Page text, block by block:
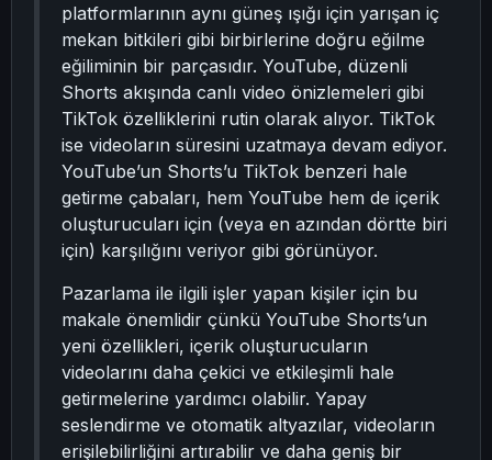
platformlarının aynı güneş ışığı için yarışan iç
mekan bitkileri gibi birbirlerine doğru eğilme
eğiliminin bir parçasıdır. YouTube, düzenli
Shorts akışında canlı video önizlemeleri gibi
TikTok özelliklerini rutin olarak alıyor. TikTok
ise videoların süresini uzatmaya devam ediyor.
YouTube’un Shorts’u TikTok benzeri hale
getirme çabaları, hem YouTube hem de içerik
oluşturucuları için (veya en azından dörtte biri
için) karşılığını veriyor gibi görünüyor.
Pazarlama ile ilgili işler yapan kişiler için bu
makale önemlidir çünkü YouTube Shorts’un
yeni özellikleri, içerik oluşturucuların
videolarını daha çekici ve etkileşimli hale
getirmelerine yardımcı olabilir. Yapay
seslendirme ve otomatik altyazılar, videoların
erişilebilirliğini artırabilir ve daha geniş bir